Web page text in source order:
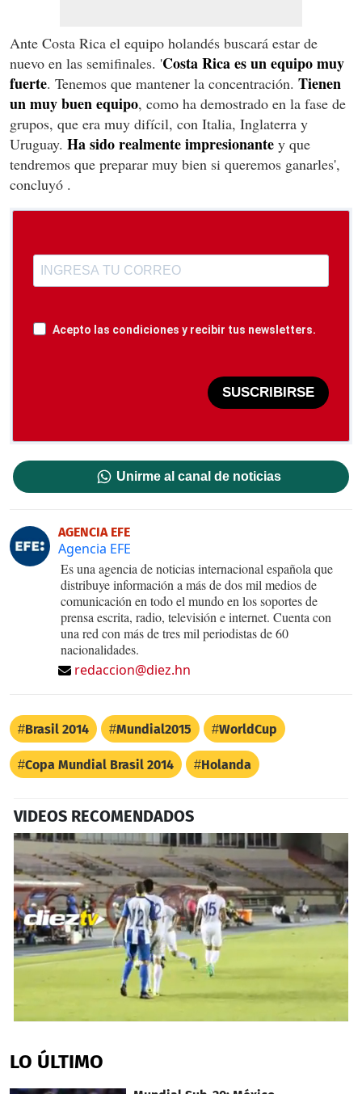
Ante Costa Rica el equipo holandés buscará estar de
nuevo en las semifinales. 'Costa Rica es un equipo muy
fuerte. Tenemos que mantener la concentración. Tienen
un muy buen equipo, como ha demostrado en la fase de
grupos, que era muy difícil, con Italia, Inglaterra y
Uruguay. Ha sido realmente impresionante y que
tendremos que preparar muy bien si queremos ganarles',
concluyó .
Acepto las condiciones y recibir tus newsletters.
SUSCRIBIRSE
Unirme al canal de noticias
AGENCIA EFE
Agencia EFE
Es una agencia de noticias internacional española que
distribuye información a más de dos mil medios de
comunicación en todo el mundo en los soportes de
prensa escrita, radio, televisión e internet. Cuenta con
una red con más de tres mil periodistas de 60
nacionalidades.
redaccion@diez.hn
Brasil 2014 Mundial2015 WorldCup
Copa Mundial Brasil 2014 Holanda
VIDEOS RECOMENDADOS
of
1
1
LO ÚLTIMO